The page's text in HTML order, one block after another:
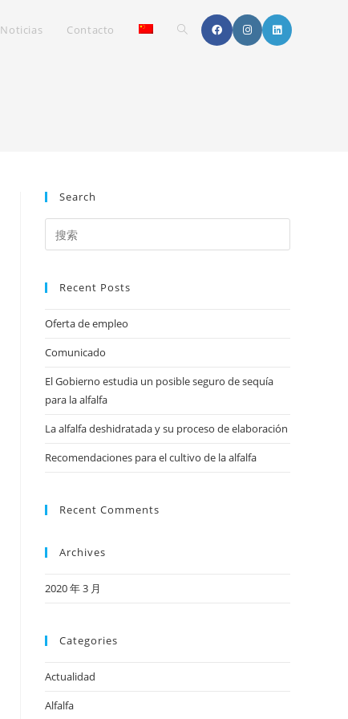
Contacto Toggle
Search
Recent Posts
Oferta de empleo
Comunicado
El Gobierno estudia un posible seguro de sequía
para la alfalfa
La alfalfa deshidratada y su proceso de elaboración
Recomendaciones para el cultivo de la alfalfa
Recent Comments
Archives
2020 年 3 月
Categories
Actualidad
Alfalfa